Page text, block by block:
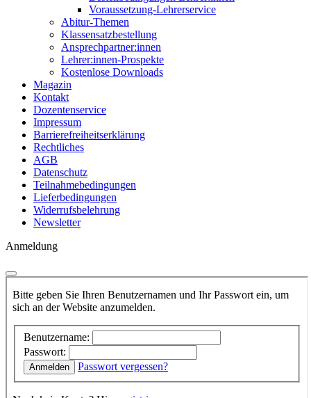
Voraussetzung-Lehrerservice
Abitur-Themen
Klassensatzbestellung
Ansprechpartner:innen
Lehrer:innen-Prospekte
Kostenlose Downloads
Magazin
Kontakt
Dozentenservice
Impressum
Barrierefreiheitserklärung
Rechtliches
AGB
Datenschutz
Teilnahmebedingungen
Lieferbedingungen
Widerrufsbelehrung
Newsletter
Anmeldung